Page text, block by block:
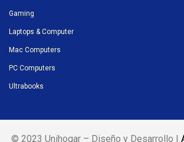
Gaming
Laptops & Computer
Mac Computers
PC Computers
Ultrabooks
© 2023 Unihogar – Diseño y Desarrollo |